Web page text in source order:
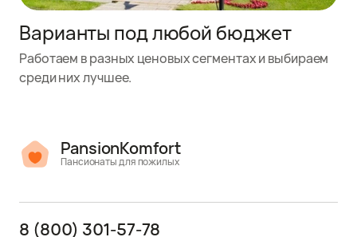
Варианты под любой бюджет
Работаем в разных ценовых сегментах и выбираем
среди них лучшее.
PansionKomfort
Пансионаты для пожилых
8 (800) 301-57-78